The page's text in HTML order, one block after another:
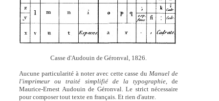
Casse d'Audouin de Géronval, 1826.
Aucune particularité à noter avec cette casse du Manuel de
l'imprimeur ou traité simplifié de la typographie,
de
Maurice-Ernest Audouin de Géronval. Le strict nécessaire
pour composer tout texte en français. Et rien d'autre.